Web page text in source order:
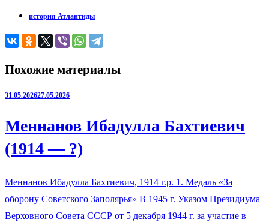
история Атлантиды
Похожие материалы
31.05.202627.05.2026
Меннанов Ибадулла Бахтиевич
(1914 — ?)
Меннанов Ибадулла Бахтиевич, 1914 г.р. 1. Медаль «За
оборону Советского Заполярья» В 1945 г. Указом Президиума
Верховного Совета СССР от 5 декабря 1944 г. за участие в